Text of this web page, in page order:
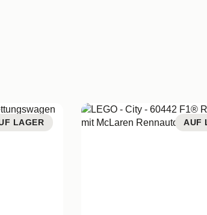
LAGER AUF